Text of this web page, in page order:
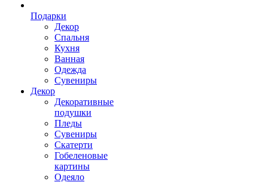
Подарки
Декор
Спальня
Кухня
Ванная
Одежда
Сувениры
Декор
Декоративные
подушки
Пледы
Сувениры
Скатерти
Гобеленовые
картины
Одеяло